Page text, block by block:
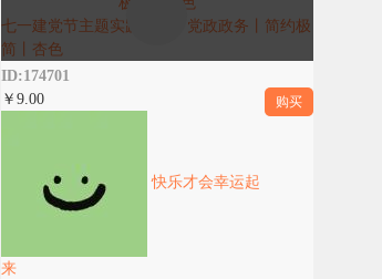
七一建党节主题实践活动丨党政政务丨简约极
简丨杏色
ID:174701
￥9.00
购买
快乐才会幸运起
来